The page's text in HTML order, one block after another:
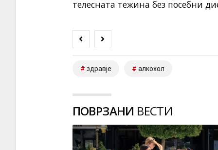
телесната тежина без посебни
здравје алкохол
ПОВРЗАНИ ВЕСТИ